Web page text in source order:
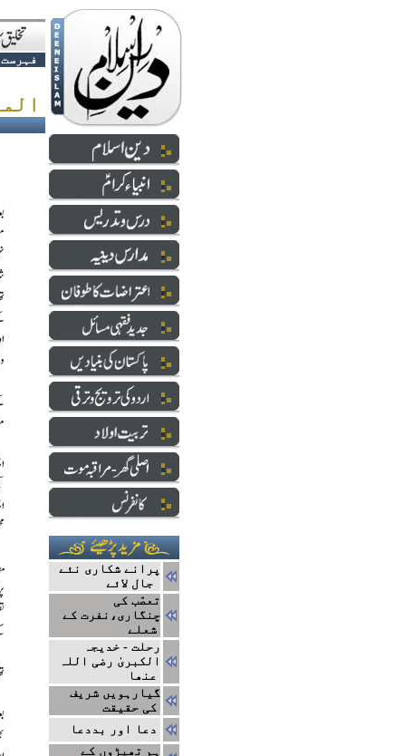
فہرست
پرانے شکاری نئے
جال لائے
تعصّب کی
چنگاری،نفرت کے
شعلے
رحلت - خدیجہ
الکبریٰ رضی اللہ
عنھا
گیارہویں شریف
کی حقیقت
دعا اور بددعا
ہم تھپڑوں کے